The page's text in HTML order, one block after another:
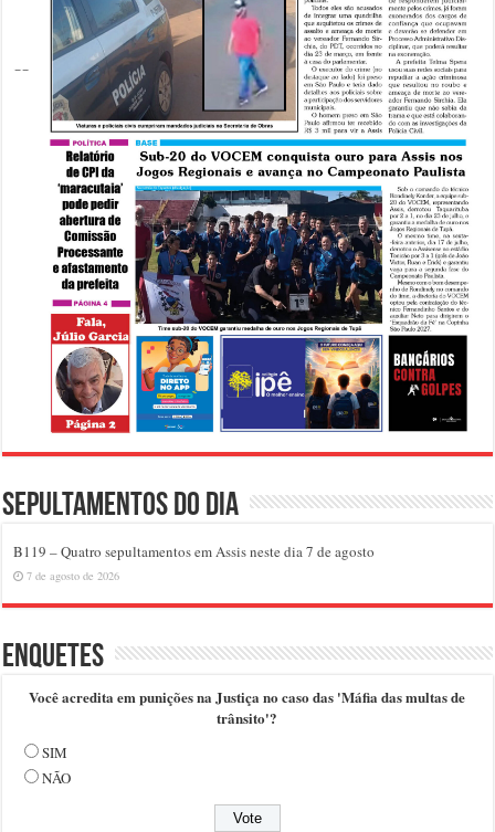
Sepultamentos do dia
B119 – Quatro sepultamentos em Assis neste dia 7 de agosto
7 de agosto de 2026
Enquetes
Você acredita em punições na Justiça no caso das 'Máfia das multas de
trânsito'?
SIM
NÃO